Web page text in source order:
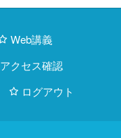
Web講義
アクセス確認
ログアウト